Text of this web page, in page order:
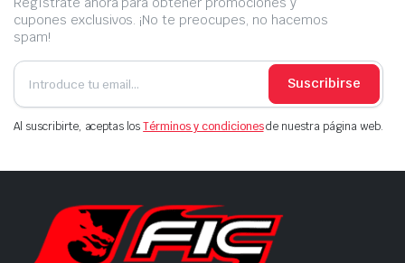
cupones exclusivos. ¡No te preocupes, no hacemos
spam!
Suscribirse
Al suscribirte, aceptas losTérminos y condicionesde nuestra página web.